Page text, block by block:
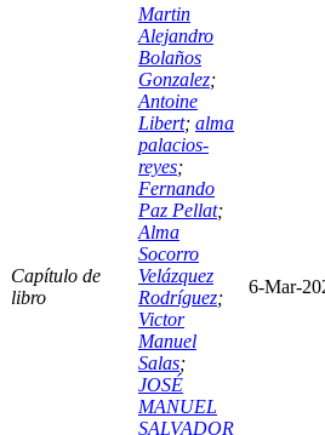
Capítulo de
libro
Martin
Alejandro
Bolaños
Gonzalez;
Antoine
Libert; alma
palacios-
reyes;
Fernando
Paz Pellat;
Alma
Socorro
Velázquez
Rodríguez;
Victor
Manuel
Salas;
JOSÉ
MANUEL
SALVADOR
6-Mar-